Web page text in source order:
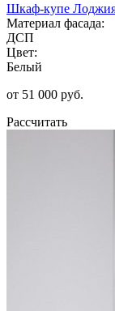
Шкаф-купе
Материал фасада:
ДСП
Цвет:
Белый
от 51 000 руб.
Рассчитать